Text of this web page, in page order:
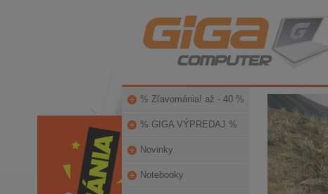
% Zľavománia! až - 40 %
% GIGA VÝPREDAJ %
Novinky
Notebooky